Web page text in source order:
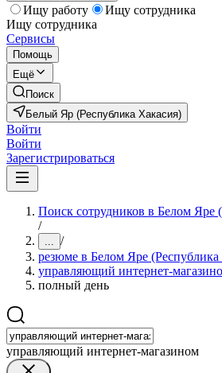
Ищу работу
Ищу сотрудника
Ищу сотрудника
Сервисы
Помощь
Ещё
Поиск
Белый Яр (Республика Хакасия)
Войти
Войти
Зарегистрироваться
Поиск сотрудников в Белом Яре
/
... /
резюме в Белом Яре (Республика
управляющий интернет-
полный день
управляющий интернет-магазином